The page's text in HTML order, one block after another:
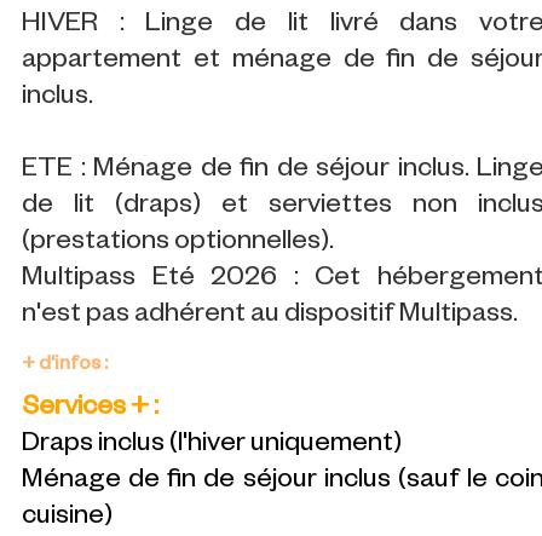
HIVER : Linge de lit livré dans
appartement et ménage de fin de
inclus.
ETE : Ménage de fin de séjour inclus.
de lit (draps) et serviettes non
(prestations optionnelles).
Multipass Eté 2026 : Cet
n'est pas adhérent au dispositif Multipass.
+ d'infos :
Services + :
Draps inclus (l'hiver uniquement)
Ménage de fin de séjour inclus (sauf le
cuisine)